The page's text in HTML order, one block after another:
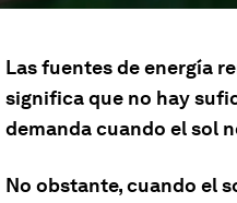
Las fuentes de energía
significa que no hay
demanda cuando el sol
No obstante, cuando el